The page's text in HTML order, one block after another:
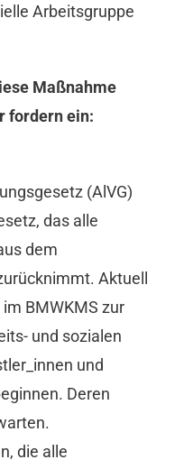
Arbeitsgruppe
Maßnahme
fordern ein:
(AlVG)
das alle
dem
Aktuell
BMWKMS zur
und sozialen
und
Deren
die alle